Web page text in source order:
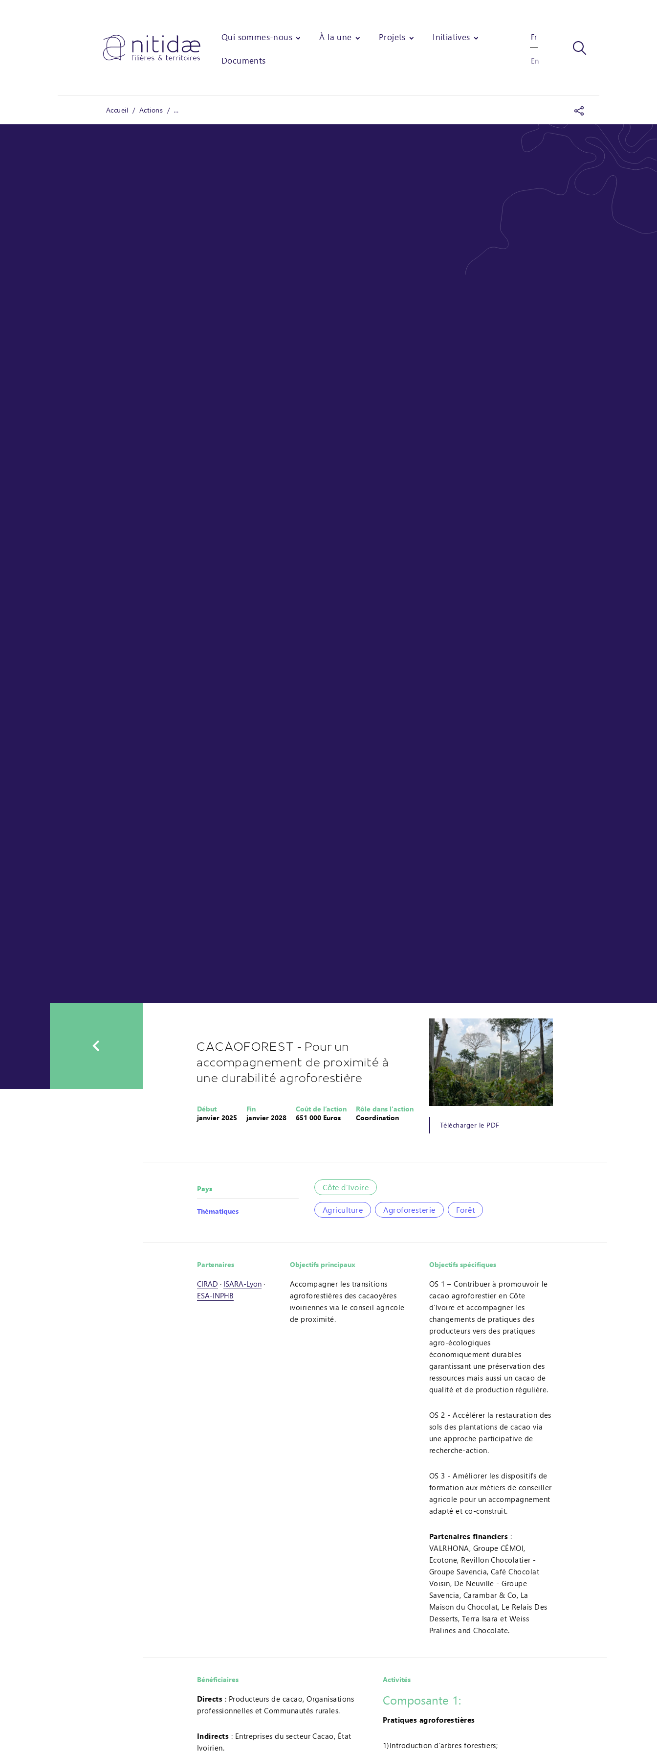
Qui sommes-nous À la une Projets Initiatives
Documents
Fr
En
Accueil Actions CACAOFOREST - Pour un accompagnement de proximité à une durabilité agroforestière
CACAOFOREST - Pour un
accompagnement de proximité à
une durabilité agroforestière
Début
janvier 2025
Fin
janvier 2028
Coût de l’action
651 000 Euros
Rôle dans l'action
Coordination
Télécharger le PDF
Pays Côte d’Ivoire
Thématiques Agriculture Agroforesterie Forêt
Partenaires
CIRAD · ISARA-Lyon ·
ESA-INPHB
Objectifs principaux
Accompagner les transitions
agroforestières des cacaoyères
ivoiriennes via le conseil agricole
de proximité.
Objectifs spécifiques
OS 1 – Contribuer à promouvoir le
cacao agroforestier en Côte
d’Ivoire et accompagner les
changements de pratiques des
producteurs vers des pratiques
agro-écologiques
économiquement durables
garantissant une préservation des
ressources mais aussi un cacao de
qualité et de production régulière.
OS 2 - Accélérer la restauration des
sols des plantations de cacao via
une approche participative de
recherche-action.
OS 3 - Améliorer les dispositifs de
formation aux métiers de conseiller
agricole pour un accompagnement
adapté et co-construit.
Partenaires financiers :
VALRHONA, Groupe CÉMOI,
Ecotone, Revillon Chocolatier -
Groupe Savencia, Café Chocolat
Voisin, De Neuville - Groupe
Savencia, Carambar & Co, La
Maison du Chocolat, Le Relais Des
Desserts, Terra Isara et Weiss
Pralines and Chocolate.
Bénéficiaires
Directs : Producteurs de cacao, Organisations
professionnelles et Communautés rurales.
Indirects : Entreprises du secteur Cacao, État
Ivoirien.
Activités
Composante 1:
Pratiques agroforestières
1)Introduction d’arbres forestiers;